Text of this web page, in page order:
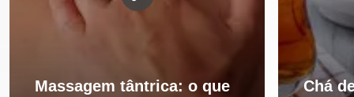
Massagem tântrica: o que
Chá